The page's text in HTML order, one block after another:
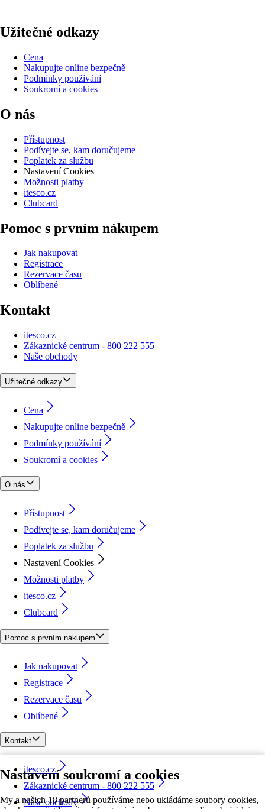
Nastavení soukromí a cookies
My a našich 18 partnerů používáme nebo ukládáme soubory cookies,
Užitečné odkazy
Cena
Nakupujte online bezpečně
Podmínky používání
Soukromí a cookies
O nás
Přístupnost
Podívejte se, kam doručujeme
Poplatek za službu
Nastavení Cookies
Možnosti platby
itesco.cz
Clubcard
Pomoc s prvním nákupem
Jak nakupovat
Registrace
Rezervace času
Oblíbené
Kontakt
itesco.cz
Zákaznické centrum - 800 222 555
Naše obchody
Užitečné odkazy
Cena
Nakupujte online bezpečně
Podmínky používání
Soukromí a cookies
O nás
Přístupnost
Podívejte se, kam doručujeme
Poplatek za službu
Nastavení Cookies
Možnosti platby
itesco.cz
Clubcard
Pomoc s prvním nákupem
Jak nakupovat
Registrace
Rezervace času
Oblíbené
Kontakt
itesco.cz
Zákaznické centrum - 800 222 555
Naše obchody